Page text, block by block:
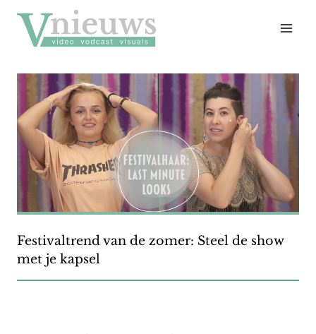
naar
inhoud
Festivaltrend van de zomer: Steel de show
met je kapsel